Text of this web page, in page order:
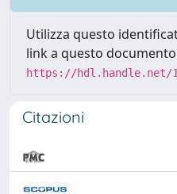
Utilizza questo
link a questo
https://hdl.handle.net/
Citazioni